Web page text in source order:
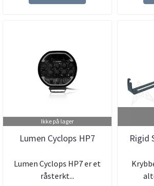
Ikke på lager
Lumen Cyclops HP7
Lumen Cyclops HP7 er et
råsterkt...
Rigid